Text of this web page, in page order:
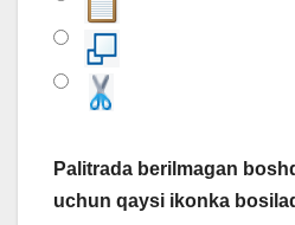
Palitrada berilmagan
uchun qaysi ikonka